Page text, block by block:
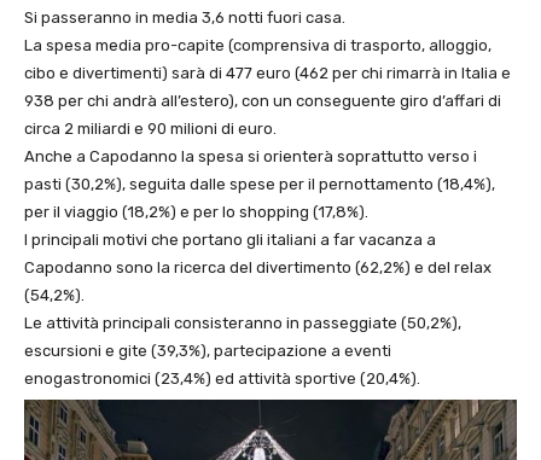
Si passeranno in media 3,6 notti fuori casa.
La spesa media pro-capite (comprensiva di trasporto, alloggio,
cibo e divertimenti) sarà di 477 euro (462 per chi rimarrà in Italia e
938 per chi andrà all’estero), con un conseguente giro d’affari di
circa 2 miliardi e 90 milioni di euro.
Anche a Capodanno la spesa si orienterà soprattutto verso i
pasti (30,2%), seguita dalle spese per il pernottamento (18,4%),
per il viaggio (18,2%) e per lo shopping (17,8%).
I principali motivi che portano gli italiani a far vacanza a
Capodanno sono la ricerca del divertimento (62,2%) e del relax
(54,2%).
Le attività principali consisteranno in passeggiate (50,2%),
escursioni e gite (39,3%), partecipazione a eventi
enogastronomici (23,4%) ed attività sportive (20,4%).